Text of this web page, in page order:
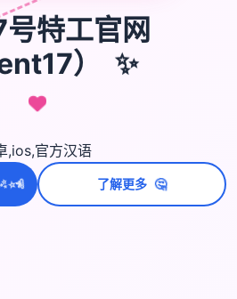
特工官网
）
✨
,ios,官方汉语
✨⭐💫 了解更多 🤔